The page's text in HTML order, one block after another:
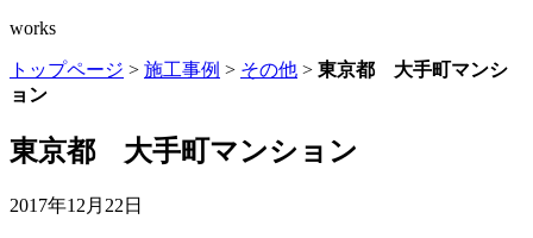
works
トップページ > 施工事例 > その他 > 東京都 大手町マンシ
ョン
東京都 大手町マンション
2017年12月22日